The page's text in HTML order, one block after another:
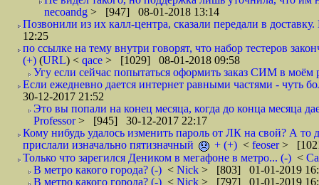
necoandg > [947] 08-01-2018 13:14
Позвонили из их калл-центра, сказали передали в
12:25
по ссылке на тему внутри говорят, что набор тестеров
(+) (URL) < qace > [1029] 08-01-2018 09:58
Угу если сейчас попытаться оформить заказ СИМ в моём
Если ежедневно дается интернет равными частями - чуть
30-12-2017 21:52
Это вы попали на конец месяца, когда до конца месяца
Professor> [945] 30-12-2017 22:17
Кому нибудь удалось изменить пароль от ЛК на свой? А то
прислали изначально пятизначный
+ (+) < feoser>
Только что зарегился Деником в мегафоне в метро... (-) <
В метро какого города? (-) < Nick > [803] 01-01-2019
В метро какого города? (-) < Nick > [797] 01-01-2019